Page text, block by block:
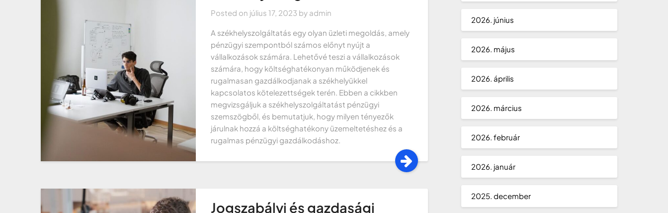
Posted on július 17, 2023 by admin
A székhelyszolgáltatás egy olyan üzleti megoldás, amely
pénzügyi szempontból számos előnyt nyújt a
vállalkozások számára. Lehetővé teszi a vállalkozások
számára, hogy költséghatékonyan működjenek és
rugalmasan gazdálkodjanak a székhelyükkel
kapcsolatos kötelezettségek terén. Ebben a cikkben
megvizsgáljuk a székhelyszolgáltatást pénzügyi
szemszögből, és bemutatjuk, hogy milyen tényezők
járulnak hozzá a költséghatékony üzemeltetéshez és a
rugalmas pénzügyi gazdálkodáshoz.
Jogszabályi és gazdasági
2026. június
2026. május
2026. április
2026. március
2026. február
2026. január
2025. december